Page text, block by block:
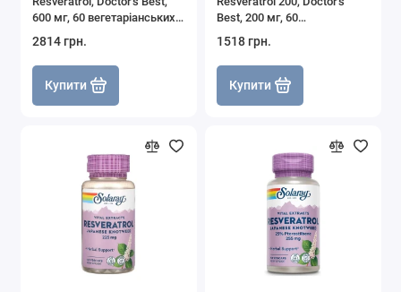
600 мг, 60 вегетаріанських
2814 грн.
Купити
Best, 200 мг, 60
1518 грн.
Купити